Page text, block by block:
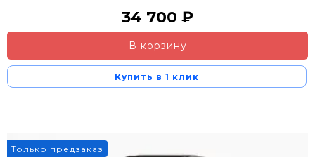
34 700 ₽
В корзину
Купить в 1 клик
Только предзаказ